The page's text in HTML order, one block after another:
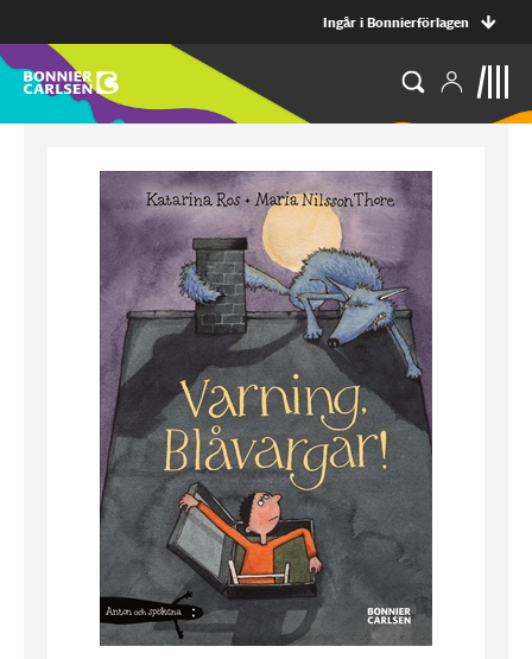
Ingår i Bonnierförlagen